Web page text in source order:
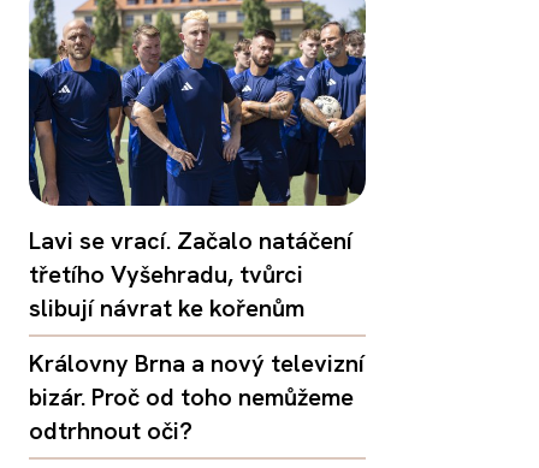
Lavi se vrací. Začalo natáčení
třetího Vyšehradu, tvůrci
slibují návrat ke kořenům
Královny Brna a nový televizní
bizár. Proč od toho nemůžeme
odtrhnout oči?